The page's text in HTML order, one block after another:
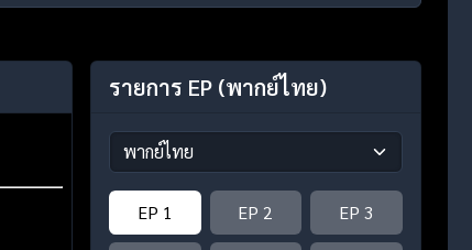
รายการ EP (พากย์ไทย)
EP 1 EP 2 EP 3